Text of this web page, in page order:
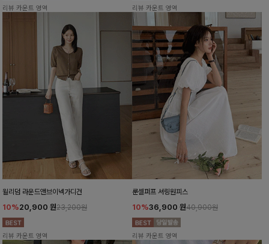
리뷰 카운트 영역 리뷰 카운트 영역
윌리덤 라운드앤브이넥가디건
10%20,900 원23,200원
리뷰 카운트 영역
룬셀퍼프 셔링원피스
10%36,900 원40,900원
리뷰 카운트 영역